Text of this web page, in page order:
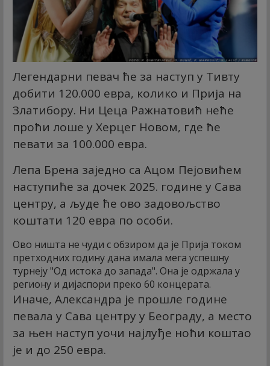
Легендарни певач ће за наступ у Тивту
добити 120.000 евра, колико и Прија на
Златибору. Ни Цеца Ражнатовић неће
проћи лоше у Херцег Новом, где ће
певати за 100.000 евра.
Лепа Брена заједно са Ацом Пејовићем
наступиће за дочек 2025. године у Сава
центру, а људе ће ово задовољство
коштати 120 евра по особи.
Ово ништа не чуди с обзиром да је Прија током
претходних годину дана имала мега успешну
турнеју "Од истока до запада". Она је одржала у
региону и дијаспори преко 60 концерата.
Иначе, Александра је прошле године
певала у Сава центру у Београду, а место
за њен наступ уочи најлуђе ноћи коштао
је и до 250 евра.